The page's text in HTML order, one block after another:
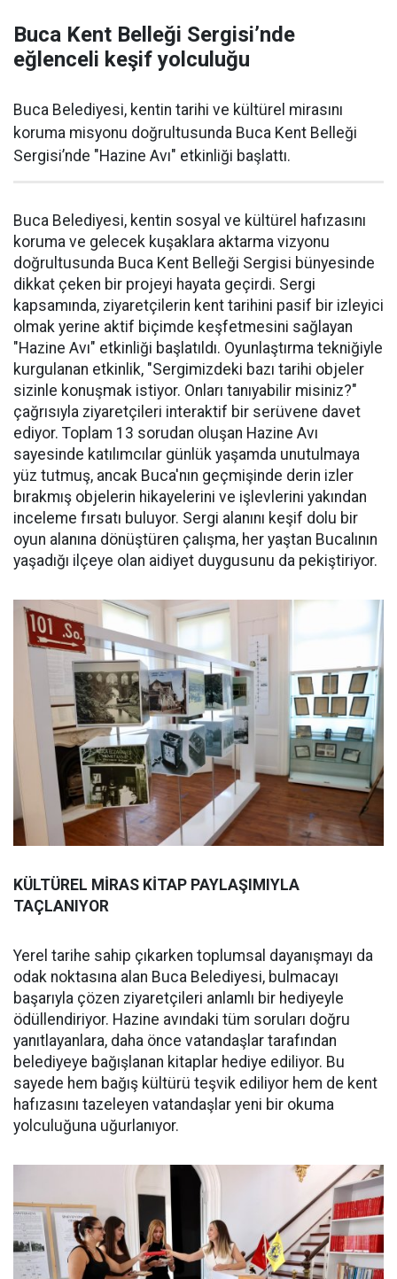
Buca Kent Belleği Sergisi’nde
eğlenceli keşif yolculuğu
Buca Belediyesi, kentin tarihi ve kültürel mirasını
koruma misyonu doğrultusunda Buca Kent Belleği
Sergisi’nde "Hazine Avı" etkinliği başlattı.
Buca Belediyesi, kentin sosyal ve kültürel hafızasını
koruma ve gelecek kuşaklara aktarma vizyonu
doğrultusunda Buca Kent Belleği Sergisi bünyesinde
dikkat çeken bir projeyi hayata geçirdi. Sergi
kapsamında, ziyaretçilerin kent tarihini pasif bir izleyici
olmak yerine aktif biçimde keşfetmesini sağlayan
"Hazine Avı" etkinliği başlatıldı. Oyunlaştırma tekniğiyle
kurgulanan etkinlik, "Sergimizdeki bazı tarihi objeler
sizinle konuşmak istiyor. Onları tanıyabilir misiniz?"
çağrısıyla ziyaretçileri interaktif bir serüvene davet
ediyor. Toplam 13 sorudan oluşan Hazine Avı
sayesinde katılımcılar günlük yaşamda unutulmaya
yüz tutmuş, ancak Buca'nın geçmişinde derin izler
bırakmış objelerin hikayelerini ve işlevlerini yakından
inceleme fırsatı buluyor. Sergi alanını keşif dolu bir
oyun alanına dönüştüren çalışma, her yaştan Bucalının
yaşadığı ilçeye olan aidiyet duygusunu da pekiştiriyor.
KÜLTÜREL MİRAS KİTAP PAYLAŞIMIYLA
TAÇLANIYOR
Yerel tarihe sahip çıkarken toplumsal dayanışmayı da
odak noktasına alan Buca Belediyesi, bulmacayı
başarıyla çözen ziyaretçileri anlamlı bir hediyeyle
ödüllendiriyor. Hazine avındaki tüm soruları doğru
yanıtlayanlara, daha önce vatandaşlar tarafından
belediyeye bağışlanan kitaplar hediye ediliyor. Bu
sayede hem bağış kültürü teşvik ediliyor hem de kent
hafızasını tazeleyen vatandaşlar yeni bir okuma
yolculuğuna uğurlanıyor.